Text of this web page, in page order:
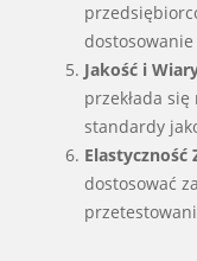
Jakość i
przekłada
standardy
Elastyczność
dostosować